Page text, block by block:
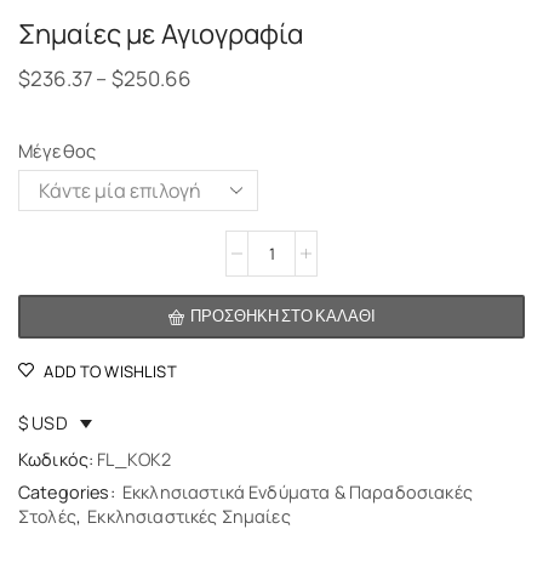
Σημαίες με Αγιογραφία
$236.37– $250.66
Μέγεθος
ΠΡΟΣΘΉΚΗ ΣΤΟ ΚΑΛΆΘΙ
ADD TO WISHLIST
$ USD
Κωδικός: FL_KOK2
Categories: Εκκλησιαστικά Ενδύματα & Παραδοσιακές
Στολές, Εκκλησιαστικές Σημαίες